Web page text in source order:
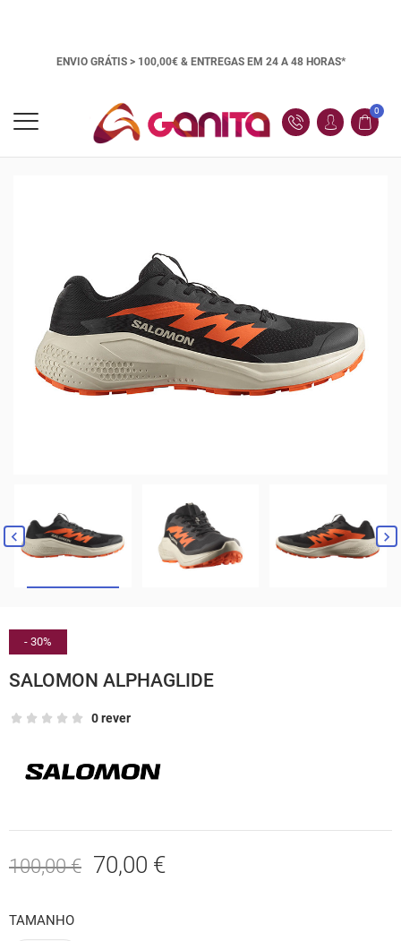
ENVIO GRÁTIS > 100,00€ & ENTREGAS EM 24 A 48 HORAS*
0
 
- 30%
SALOMON ALPHAGLIDE
0 rever
100,00 € 70,00 €
TAMANHO